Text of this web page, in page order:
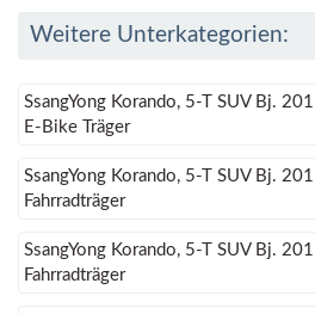
Weitere Unterkategorien:
SsangYong Korando, 5-T SUV Bj.
E-Bike Träger
SsangYong Korando, 5-T SUV Bj.
Fahrradträger
SsangYong Korando, 5-T SUV Bj.
Fahrradträger